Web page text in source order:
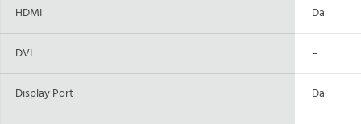
HDMI Da
DVI –
Display Port Da